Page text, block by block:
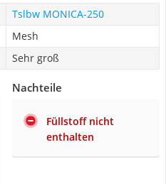
Tslbw MONICA-250
Mesh
Sehr groß
Nachteile
Füllstoff nicht
enthalten